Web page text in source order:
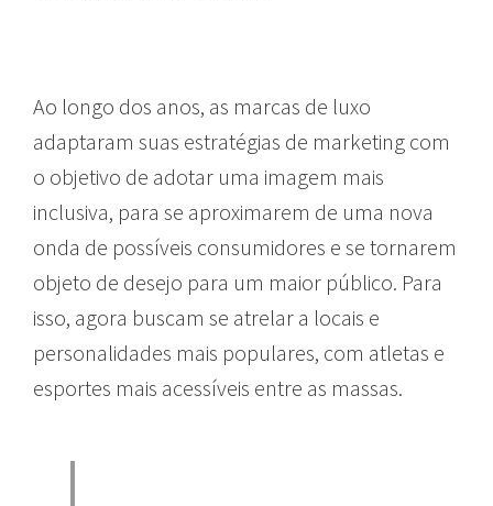
Ao longo dos anos, as marcas de luxo
adaptaram suas estratégias de marketing com
o objetivo de adotar uma imagem mais
inclusiva, para se aproximarem de uma nova
onda de possíveis consumidores e se tornarem
objeto de desejo para um maior público. Para
isso, agora buscam se atrelar a locais e
personalidades mais populares, com atletas e
esportes mais acessíveis entre as massas.